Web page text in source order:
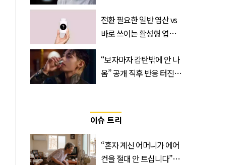
전환 필요한 일반 엽산 vs
바로 쓰이는 활성형 엽
‘Quatrefolic®’ 주목
“보자마자 감탄밖에 안 나
옴” 공개 직후 반응 터진
이슈 트리
“혼자 계신 어머니가 에어
컨을 절대 안 트십니다”…